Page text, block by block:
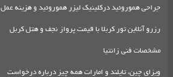
جراحی هموروئید درکلینیک لیزر هموروئید و هزینه عمل
رزرو آنلاین تور کربلا با قیمت پرواز نجف و هتل کربل
مشخصات فنی زانتیا
ویزای چین، تایلند و امارات همه چیز درباره درخواست